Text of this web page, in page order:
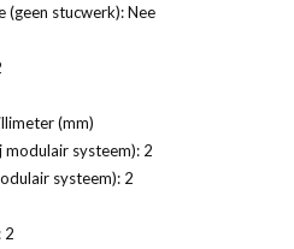
stucwerk): Nee
(mm)
systeem): 2
systeem): 2
2